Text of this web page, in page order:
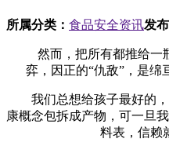
所属分类： 食品安全资讯发
然而，把所有都推给一
弈，因正的“仇敌”，是绵
我们总想给孩子最好的，
康概念包拆成产物，可一旦
料表，信赖